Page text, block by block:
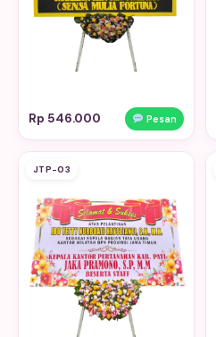
Rp 546.000 Pesan
JTP-03